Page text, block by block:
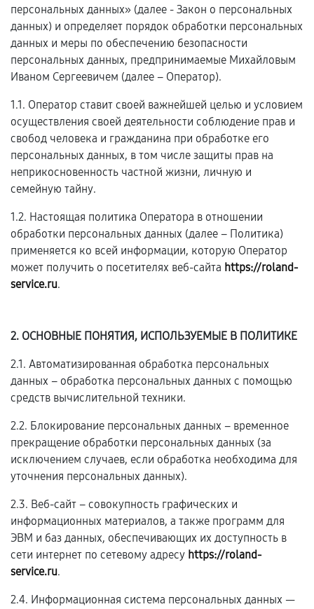
персональных данных» (далее - Закон о персональных
данных) и определяет порядок обработки персональных
данных и меры по обеспечению безопасности
персональных данных, предпринимаемые Михайловым
Иваном Сергеевичем (далее – Оператор).
1.1. Оператор ставит своей важнейшей целью и условием
осуществления своей деятельности соблюдение прав и
свобод человека и гражданина при обработке его
персональных данных, в том числе защиты прав на
неприкосновенность частной жизни, личную и
семейную тайну.
1.2. Настоящая политика Оператора в отношении
обработки персональных данных (далее – Политика)
применяется ко всей информации, которую Оператор
может получить о посетителях веб-сайта https://roland-
service.ru.
2. ОСНОВНЫЕ ПОНЯТИЯ, ИСПОЛЬЗУЕМЫЕ В ПОЛИТИКЕ
2.1. Автоматизированная обработка персональных
данных – обработка персональных данных с помощью
средств вычислительной техники.
2.2. Блокирование персональных данных – временное
прекращение обработки персональных данных (за
исключением случаев, если обработка необходима для
уточнения персональных данных).
2.3. Веб-сайт – совокупность графических и
информационных материалов, а также программ для
ЭВМ и баз данных, обеспечивающих их доступность в
сети интернет по сетевому адресу https://roland-
service.ru.
2.4. Информационная система персональных данных —